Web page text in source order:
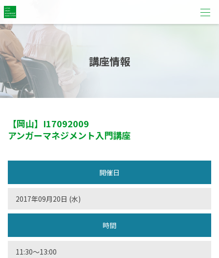
講座情報
【岡山】 I17092009
アンガーマネジメント入門講座
開催日
2017年09月20日 (水)
時間
11:30〜13:00